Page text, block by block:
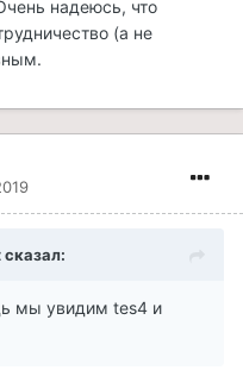
надеюсь, что
(а не
мы увидим tes4 и